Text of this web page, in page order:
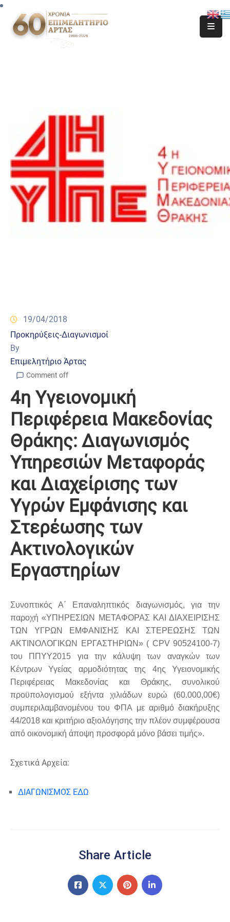
19/04/2018
Προκηρύξεις-Διαγωνισμοί
By
Επιμελητήριο Άρτας
Comment off
4η Υγειονομική
Περιφέρεια Μακεδονίας
Θράκης: Διαγωνισμός
Υπηρεσιών Μεταφοράς
και Διαχείρισης των
Υγρών Εμφάνισης και
Στερέωσης των
Ακτινολογικών
Εργαστηρίων
Συνοπτικός Α΄ Επαναληπτικός διαγωνισμός, για την
παροχή «ΥΠΗΡΕΣΙΩΝ ΜΕΤΑΦΟΡΑΣ ΚΑΙ ΔΙΑΧΕΙΡΙΣΗΣ
ΤΩΝ ΥΓΡΩΝ ΕΜΦΑΝΙΣΗΣ ΚΑΙ ΣΤΕΡΕΩΣΗΣ ΤΩΝ
ΑΚΤΙΝΟΛΟΓΙΚΩΝ ΕΡΓΑΣΤΗΡΙΩΝ» ( CPV 90524100-7)
του ΠΠΥΥ2015 για την κάλυψη των αναγκών των
Κέντρων Υγείας αρμοδιότητας της 4ης Υγειονομικής
Περιφέρειας Μακεδονίας και Θράκης, συνολικού
προϋπολογισμού εξήντα χιλιάδων ευρώ (60.000,00€)
συμπεριλαμβανομένου του ΦΠΑ με αριθμό διακήρυξης
44/2018 και κριτήριο αξιολόγησης την πλέον συμφέρουσα
από οικονομική άποψη προσφορά μόνο βάσει τιμής».
Σχετικά Αρχεία:
ΔΙΑΓΩΝΙΣΜΟΣ ΕΔΩ
Share Article